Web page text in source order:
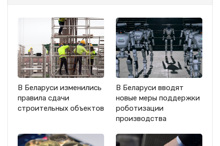
В Беларуси изменились
правила сдачи
строительных объектов
В Беларуси вводят
новые меры поддержки
роботизации
производства